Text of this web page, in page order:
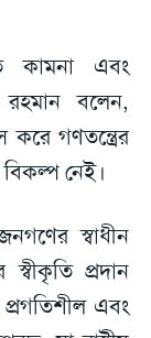
কামনা এবং
বলেন,
গণতন্ত্রের
নেই।
স্বাধীন
প্রদান
এবং